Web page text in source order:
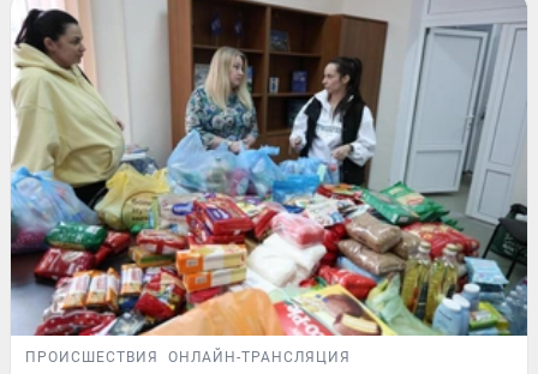
ПРОИСШЕСТВИЯ ОНЛАЙН-ТРАНСЛЯЦИЯ